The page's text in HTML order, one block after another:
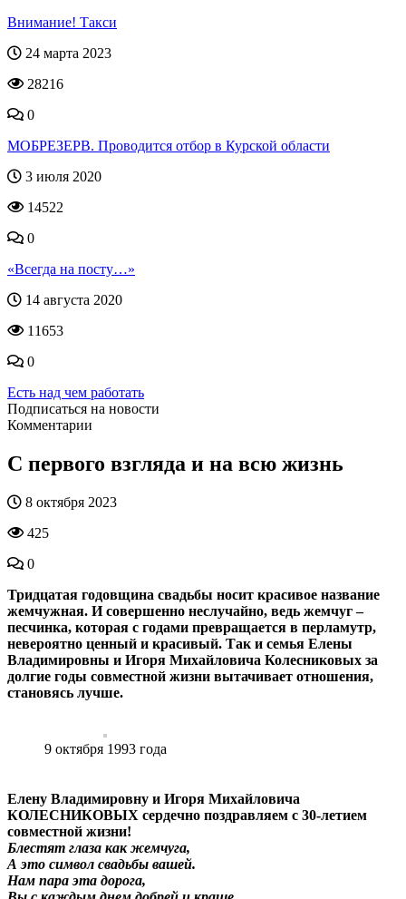
Внимание! Такси
24 марта 2023
28216
0
МОБРЕЗЕРВ. Проводится отбор в Курской области
3 июля 2020
14522
0
«Всегда на посту…»
14 августа 2020
11653
0
Есть над чем работать
Подписаться на новости
Комментарии
С первого взгляда и на всю жизнь
8 октября 2023
425
0
Тридцатая годовщина свадьбы носит красивое название
жемчужная. И совершенно неслучайно, ведь жемчуг –
песчинка, которая с годами превращается в перламутр,
невероятно ценный и красивый. Так и семья Елены
Владимировны и Игоря Михайловича Колесниковых за
долгие годы совместной жизни вытачивает отношения,
становясь лучше.
9 октября 1993 года
Елену Владимировну и Игоря Михайловича
КОЛЕСНИКОВЫХ сердечно поздравляем с 30-летием
совместной жизни!
Блестят глаза как жемчуга,
А это символ свадьбы вашей.
Нам пара эта дорога,